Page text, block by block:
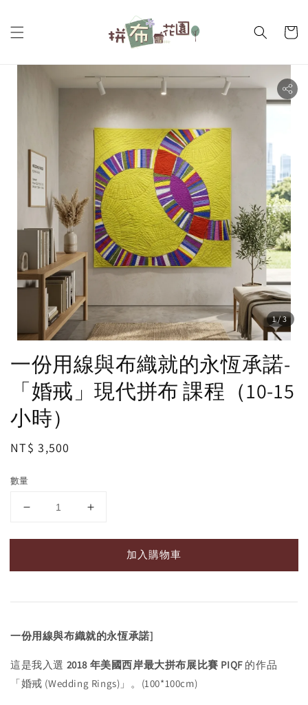
1/3
一份用線與布織就的永恆承諾-
「婚戒」現代拼布 課程（10-15
小時）
Regular
NT$ 3,500
數量
加入購物車
一份用線與布織就的永恆承諾]
這是我入選 2018 年美國西岸最大拼布展比賽 PIQF的作品
「婚戒 (Wedding Rings)」。(100*100cm)